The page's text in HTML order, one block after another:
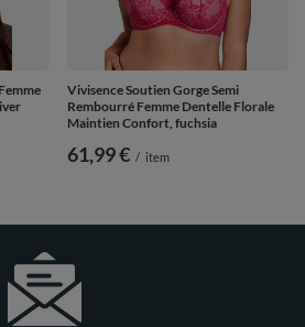
Vivisence Soutien Gorge Semi
Rembourré Femme Dentelle Florale
Maintien Confort, fuchsia
61,99 € / item